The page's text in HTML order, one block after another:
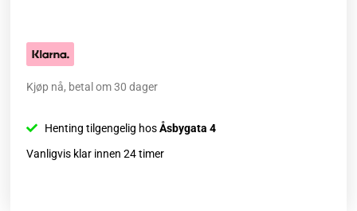
Kjøp nå, betal om 30 dager
Henting tilgengelig hosÅsbygata 4
Vanligvis klar innen 24 timer